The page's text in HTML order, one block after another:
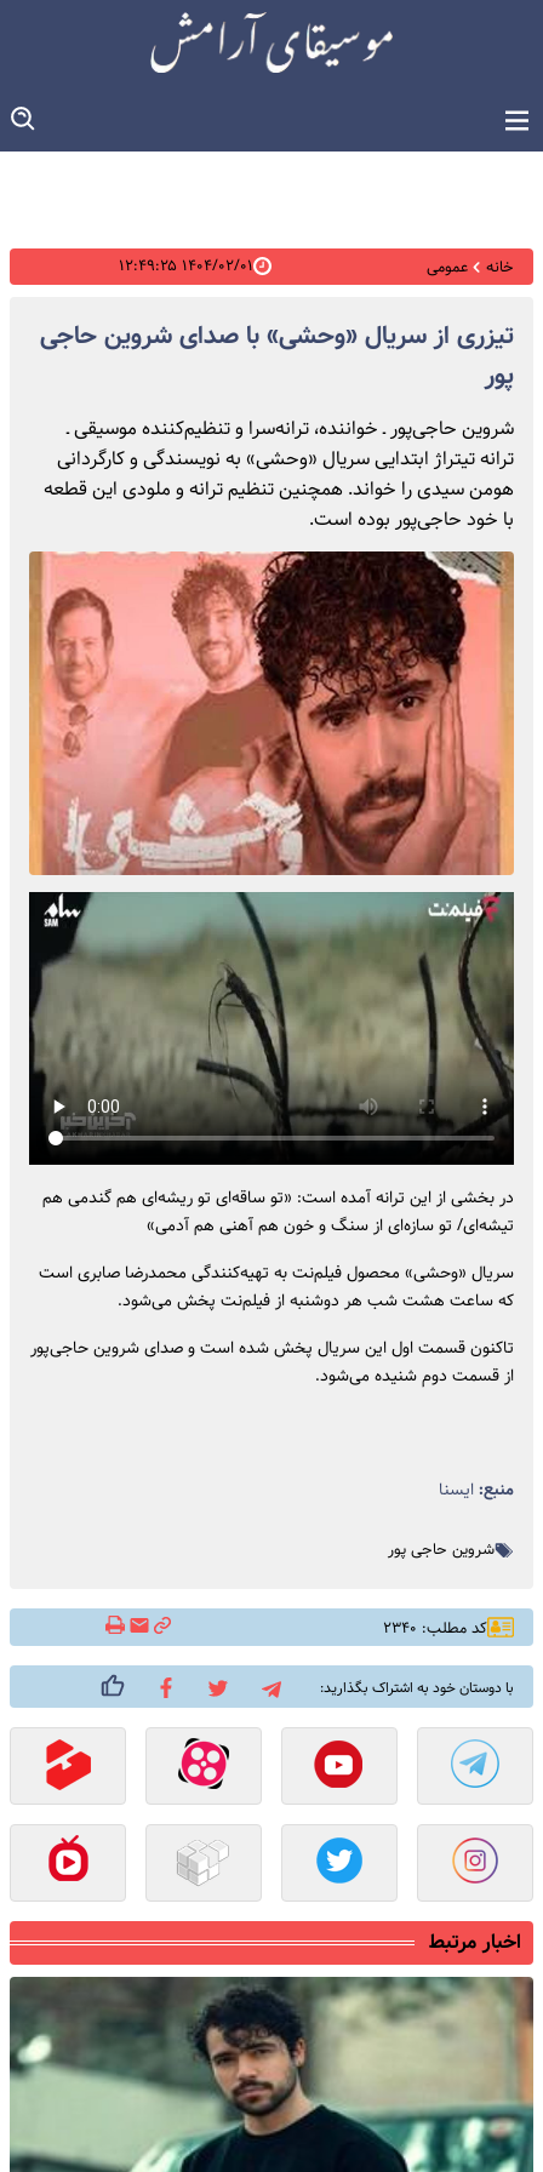
خانه عمومی ۱۴۰۴/۰۲/۰۱ ۱۲:۴۹:۲۵
تیزری از سریال «وحشی» با صدای شروین حاجی
پور
شروین حاجی‌پور ـ خواننده، ترانه‌سرا و تنظیم‌کننده موسیقی ـ
ترانه تیتراژ ابتدایی سریال «وحشی» به نویسندگی و کارگردانی
هومن سیدی را خواند. همچنین تنظیم ترانه و ملودی این قطعه
با خود حاجی‌پور بوده است.
در بخشی از این ترانه آمده است: «تو ساقه‌ای تو ریشه‌ای هم گندمی هم
تیشه‌ای/ تو سازه‌ای از سنگ و خون هم آهنی هم آدمی»
سریال «وحشی» محصول فیلم‌نت به تهیه‌کنندگی محمدرضا صابری است
که ساعت هشت شب هر دوشنبه از فیلم‌نت پخش می‌شود.
تاکنون قسمت اول این سریال پخش شده است و صدای شروین حاجی‌پور
از قسمت دوم شنیده می‌شود.
منبع: ایسنا
شروین حاجی پور
کد مطلب: ۲۳۴۰
با دوستان خود به اشتراک بگذارید:
اخبار مرتبط